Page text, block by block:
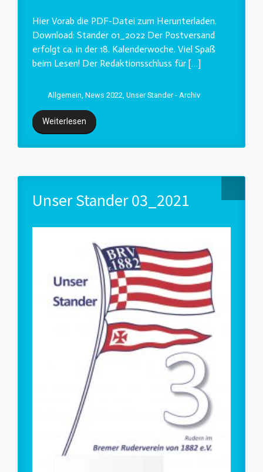
Hier Vorab die PDF-Datei zum Herunterladen.
Download: Stander 01_2022 Der Postversand
erfolgt ca. in der 18. Kalenderwoche. Viel Spaß
beim Lesen! Der Redaktionsschluss für […]
Allgemein, News 2022, Unser Stander - Archiv
Weiterlesen
Unser Stander 03_2021